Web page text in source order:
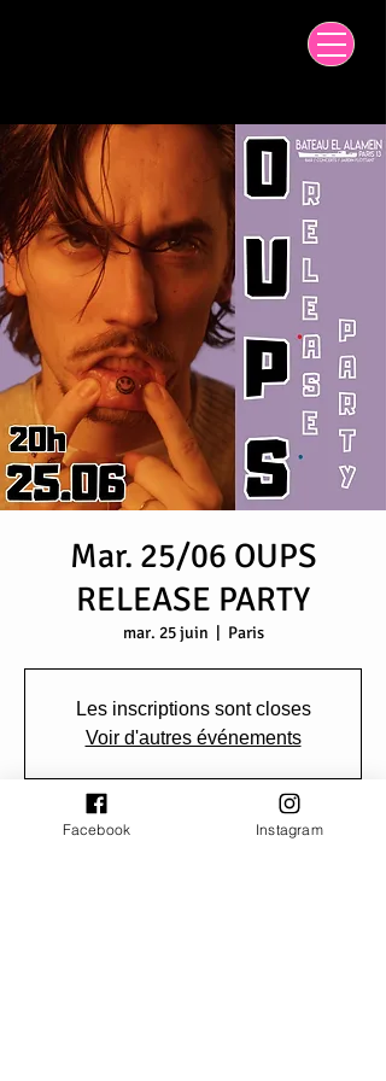
Mar. 25/06 OUPS
RELEASE PARTY
mar. 25 juin
  |
Paris
Les inscriptions sont closes
Voir d'autres événements
Heure et lieu
Facebook Instagram